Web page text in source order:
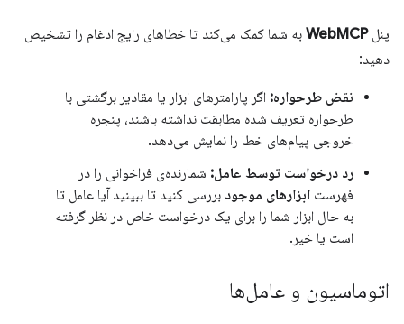
پنلWebMCP به شما کمک می‌کند تا خطاهای رایج ادغام را تشخیص
دهید:
نقض طرحواره: اگر پارامترهای ابزار یا مقادیر برگشتی با
طرحواره تعریف شده مطابقت نداشته باشند، پنجره
خروجی پیام‌های خطا را نمایش می‌دهد.
رد درخواست توسط عامل: شمارنده‌ی فراخوانی را در
فهرست ابزارهای موجود بررسی کنید تا ببینید آیا عامل تا
به حال ابزار شما را برای یک درخواست خاص در نظر گرفته
است یا خیر.
اتوماسیون و عامل‌ها